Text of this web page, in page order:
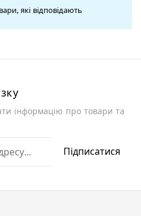
які відповідають
інформацію про товари та
Підписатися